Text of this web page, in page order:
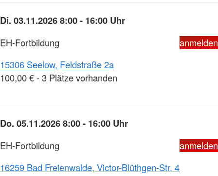
Di. 03.11.2026 8:00 - 16:00 Uhr
EH-Fortbildung
anmelden
15306 Seelow, Feldstraße 2a
100,00 € - 3 Plätze vorhanden
Do. 05.11.2026 8:00 - 16:00 Uhr
EH-Fortbildung
anmelden
16259 Bad Freienwalde, Victor-Blüthgen-Str. 4